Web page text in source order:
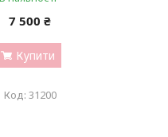
7 500 ₴
Купити
31200